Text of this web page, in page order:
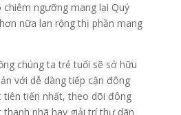
chiêm ngưỡng mang lại Quý
nữa lan rộng thị phần mang
chúng ta trẻ tuổi sẽ sở hữu
với dễ dàng tiếp cận đông
tiến nhất, theo dõi đông
nhã hay giải trí thư dãn